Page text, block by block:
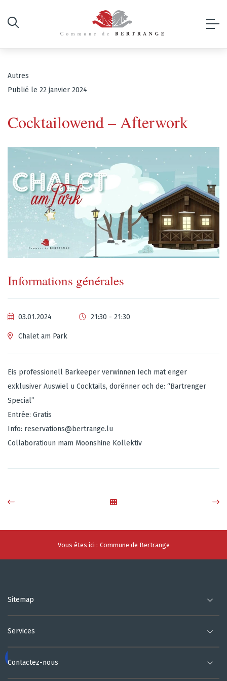
Autres
Publié le 22 janvier 2024
Cocktailowend – Afterwork
Informations générales
03.01.2024 21:30 - 21:30
Chalet am Park
Eis professionell Barkeeper verwinnen Iech mat enger
exklusiver Auswiel u Cocktails, dorënner och de: “Bartrenger
Special”
Entrée: Gratis
Info: reservations@bertrange.lu
Collaboratioun mam Moonshine Kollektiv
Vous êtes ici : Commune de Bertrange
Sitemap
Services
Contactez-nous